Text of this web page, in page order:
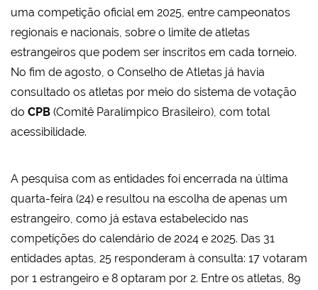
uma competição oficial em 2025, entre campeonatos
regionais e nacionais, sobre o limite de atletas
estrangeiros que podem ser inscritos em cada torneio.
No fim de agosto, o Conselho de Atletas já havia
consultado os atletas por meio do sistema de votação
do CPB (Comitê Paralímpico Brasileiro), com total
acessibilidade.
A pesquisa com as entidades foi encerrada na última
quarta-feira (24) e resultou na escolha de apenas um
estrangeiro, como já estava estabelecido nas
competições do calendário de 2024 e 2025. Das 31
entidades aptas, 25 responderam à consulta: 17 votaram
por 1 estrangeiro e 8 optaram por 2. Entre os atletas, 89